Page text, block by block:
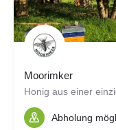
Moorimker
Honig aus einer
Abholung